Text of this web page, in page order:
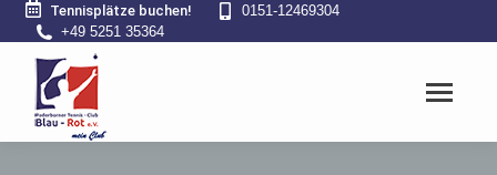
Tennisplätze buchen!
0151-12469304
+49 5251 35364